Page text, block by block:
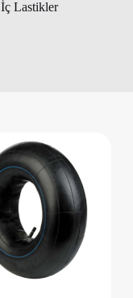
İç Lastikler